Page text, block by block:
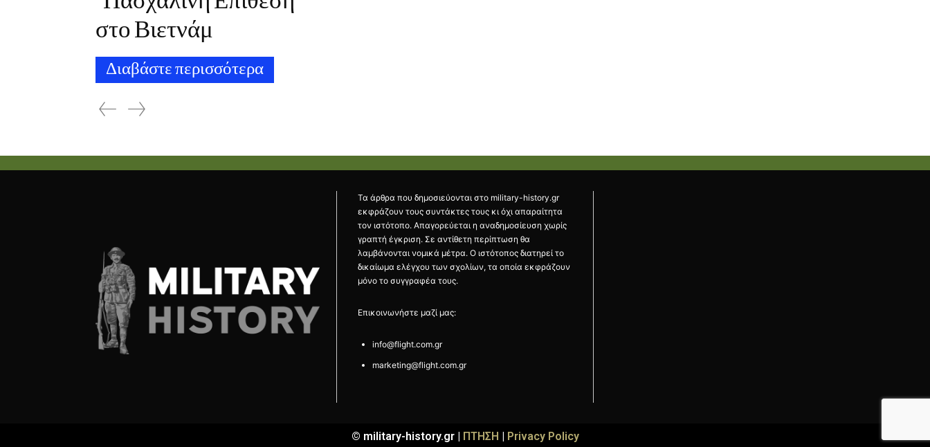
στο Βιετνάμ
Διαβάστε περισσότερα
Τα άρθρα που δημοσιεύονται στο military-history.gr
εκφράζουν τους συντάκτες τους κι όχι απαραίτητα
τον ιστότοπο. Απαγορεύεται η αναδημοσίευση χωρίς
γραπτή έγκριση. Σε αντίθετη περίπτωση θα
λαμβάνονται νομικά μέτρα. Ο ιστότοπος διατηρεί το
δικαίωμα ελέγχου των σχολίων, τα οποία εκφράζουν
μόνο το συγγραφέα τους.
Επικοινωνήστε μαζί μας:
info@flight.com.gr
marketing@flight.com.gr
© military-history.gr | ΠΤΗΣΗ Privacy Policy